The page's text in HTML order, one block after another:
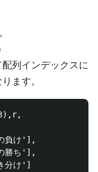
列インデックスに
ます。
負け'],
勝ち'],
分け']